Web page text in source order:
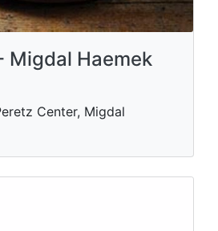
Migdal Haemek
Center, Migdal